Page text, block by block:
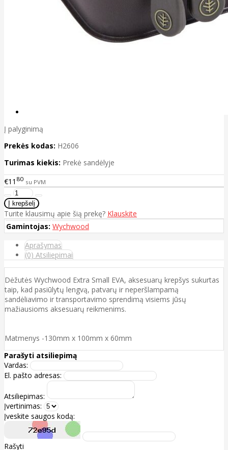
Į palyginimą
Prekės kodas: H2606
Turimas kiekis: Prekė sandėlyje
€11 80 su PVM
Turite klausimų apie šią prekę? Klauskite
Gamintojas: Wychwood
Aprašymas
(0) Atsiliepimai
Dėžutės Wychwood Extra Small EVA, aksesuarų krepšys sukurtas
taip, kad pasiūlytų lengvą, patvarų ir neperšlampamą
sandėliavimo ir transportavimo sprendimą visiems jūsų
mažiausioms aksesuarų reikmenims.
Matmenys -130mm x 100mm x 60mm
Parašyti atsiliepimą
Vardas:
El. pašto adresas:
Atsiliepimas:
Įvertinimas:
Įveskite saugos kodą:
Rašyti